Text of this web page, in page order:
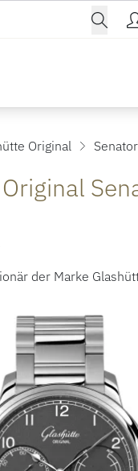
Original Senator
der Marke